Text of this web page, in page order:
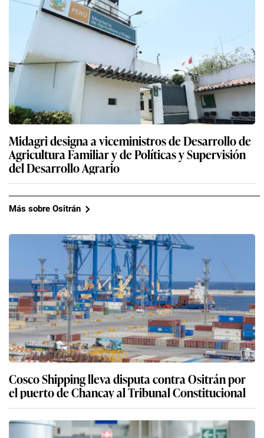
Midagri designa a viceministros de Desarrollo de
Agricultura Familiar y de Políticas y Supervisión
del Desarrollo Agrario
Más sobre Ositrán
Cosco Shipping lleva disputa contra Ositrán por
el puerto de Chancay al Tribunal Constitucional